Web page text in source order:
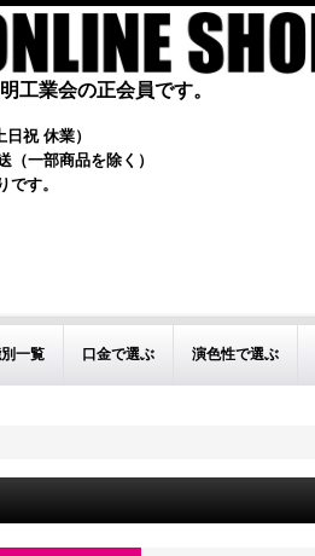
工業会の正会員です。
祝 休業）
一部商品を除く）
す。
一覧 口金で選ぶ 演色性で選ぶ